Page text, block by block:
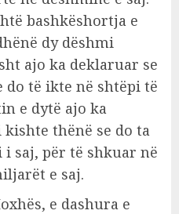
bashkëshortja e
dy dëshmi
ajo ka deklaruar se
do të ikte në shtëpi të
e dytë ajo ka
thënë se do ta
saj, për të shkuar në
e saj.
e dashura e